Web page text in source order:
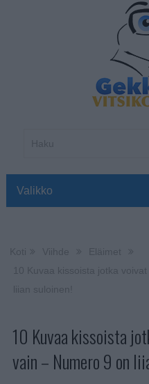
Valikko
10 Kuvaa kissoista
vain – Numero 9 on